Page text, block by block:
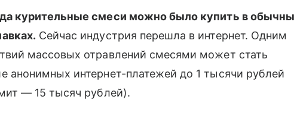
курительные смеси можно было купить в
Сейчас индустрия перешла в интернет. Одним
массовых отравлений смесями может стать
анонимных интернет-платежей до 1 тысячи рублей
— 15 тысяч рублей).